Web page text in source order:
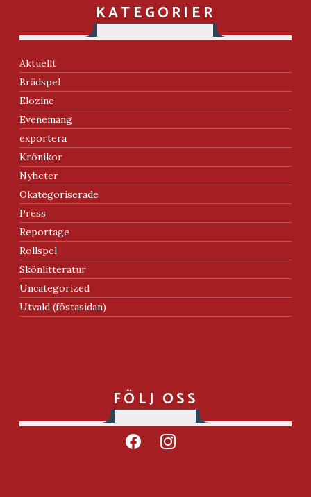
KATEGORIER
Aktuellt
Brädspel
Elozine
Evenemang
exportera
Krönikor
Nyheter
Okategoriserade
Press
Reportage
Rollspel
Skönlitteratur
Uncategorized
Utvald (föstasidan)
FÖLJ OSS
facebookinstagram